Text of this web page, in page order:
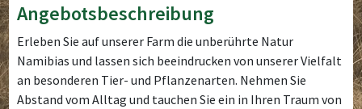
Angebotsbeschreibung
Erleben Sie auf unserer Farm die unberührte Natur
Namibias und lassen sich beeindrucken von unserer Vielfalt
an besonderen Tier- und Pflanzenarten. Nehmen Sie
Abstand vom Alltag und tauchen Sie ein in Ihren Traum von